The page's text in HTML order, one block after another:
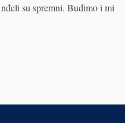
su spremni. Budimo i mi